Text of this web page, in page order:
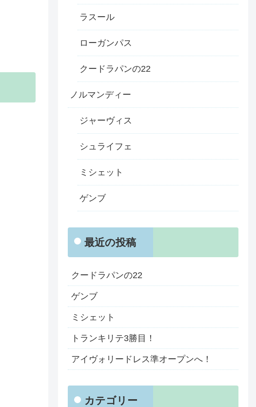
ラスール
ローガンパス
クードラパンの22
ノルマンディー
ジャーヴィス
シュライフェ
ミシェット
ゲンブ
最近の投稿
クードラパンの22
ゲンブ
ミシェット
トランキリテ3勝目！
アイヴォリードレス準オープンへ！
カテゴリー